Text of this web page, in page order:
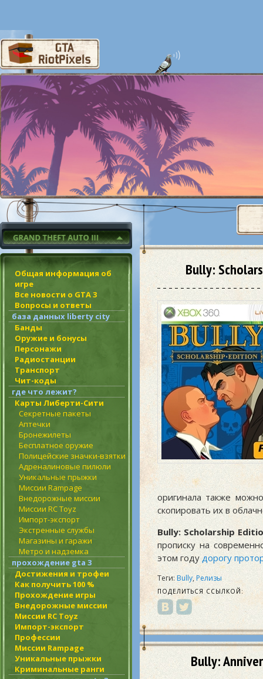
Общая информация об
игре
Все новости о GTA 3
Вопросы и ответы
база данных liberty city
Банды
Оружие и бонусы
Персонажи
Радиостанции
Транспорт
Чит-коды
где что лежит?
Карты Либерти-Сити
Секретные пакеты
Аптечки
Бронежилеты
Бесплатное оружие
Полицейские значки-взятки
Адреналиновые пилюли
Уникальные прыжки
Миссии Rampage
Внедорожные миссии
Миссии RC Toyz
Импорт-экспорт
Экстренные службы
Магазины и гаражи
Метро и надземка
прохождение gta 3
Достижения и трофеи
Как получить 100 %
Прохождение игры
Внедорожные миссии
Миссии RC Toyz
Импорт-экспорт
Профессии
Миссии Rampage
Уникальные прыжки
Криминальные ранги
Bully:
оригинала также
скопировать их в
Bully: Scholarship
прописку на
этом году дорогу
Теги: Bully,Релизы
ПОДЕЛИТЬСЯ ССЫЛКОЙ:
Bully: